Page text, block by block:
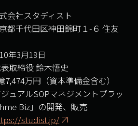
スタディスト
千代田区神田錦町１-６ 住友
3月19日
締役 鈴木悟史
万円（資本準備金含む）
アルSOPマネジメントプラッ
Biz」の開発、販売
studist.jp/